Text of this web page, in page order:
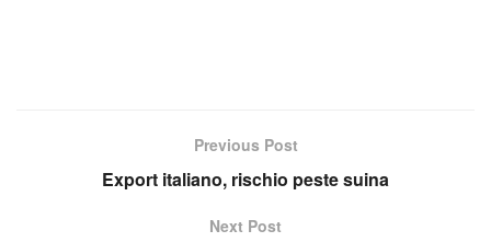
Previous Post
Export italiano, rischio peste suina
Next Post